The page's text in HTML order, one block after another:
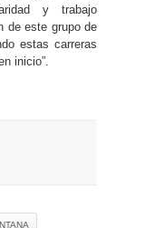
y trabajo
de este grupo de
estas carreras
inicio”.